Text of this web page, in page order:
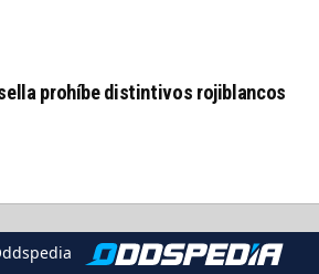
prohíbe distintivos rojiblancos